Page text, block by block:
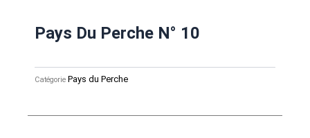
n°
10Pays Du Perche N° 10
Catégorie Pays du Perche